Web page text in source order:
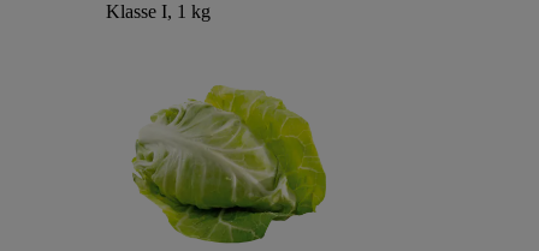
Klasse I, 1 kg